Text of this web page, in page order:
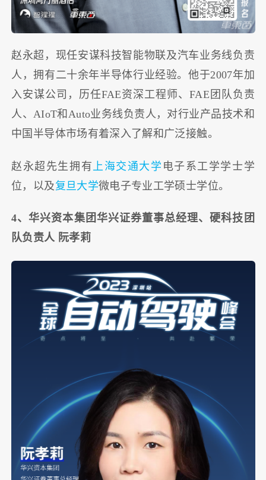
赵永超，现任安谋科技智能物联及汽车业务线负责
人，拥有二十余年半导体行业经验。他于2007年加
入安谋公司，历任FAE资深工程师、FAE团队负责
人、AIoT和Auto业务线负责人，对行业产品技术和
中国半导体市场有着深入了解和广泛接触。
赵永超先生拥有 上海交通大学 电子系工学学士学
位，以及复旦大学微电子专业工学硕士学位。
4、华兴资本集团华兴证券董事总经理、硬科技团
队负责人 阮孝莉